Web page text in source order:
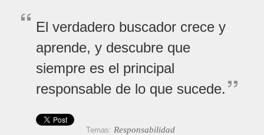
El verdadero buscador crece y
aprende, y descubre que
siempre es el principal
responsable de lo que sucede.
Temas: Responsabilidad